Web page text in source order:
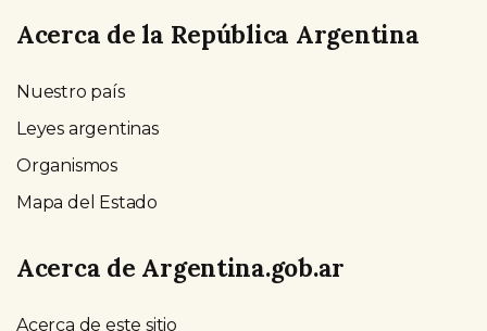
Acerca de la República Argentina
Nuestro país
Leyes argentinas
Organismos
Mapa del Estado
Acerca de Argentina.gob.ar
Acerca de este sitio